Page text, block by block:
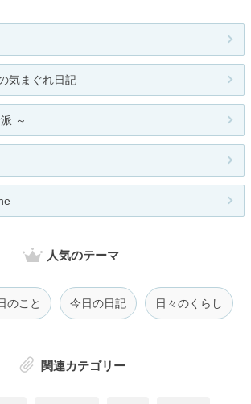
気まぐれ日記
～
人気のテーマ
のこと 今日の日記 日々のくらし
関連カテゴリー